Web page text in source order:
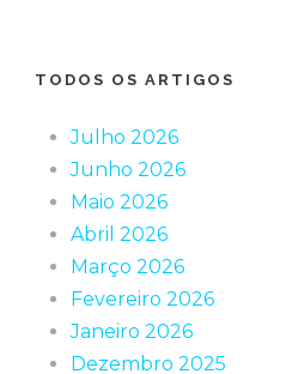
TODOS OS ARTIGOS
Julho 2026
Junho 2026
Maio 2026
Abril 2026
Março 2026
Fevereiro 2026
Janeiro 2026
Dezembro 2025